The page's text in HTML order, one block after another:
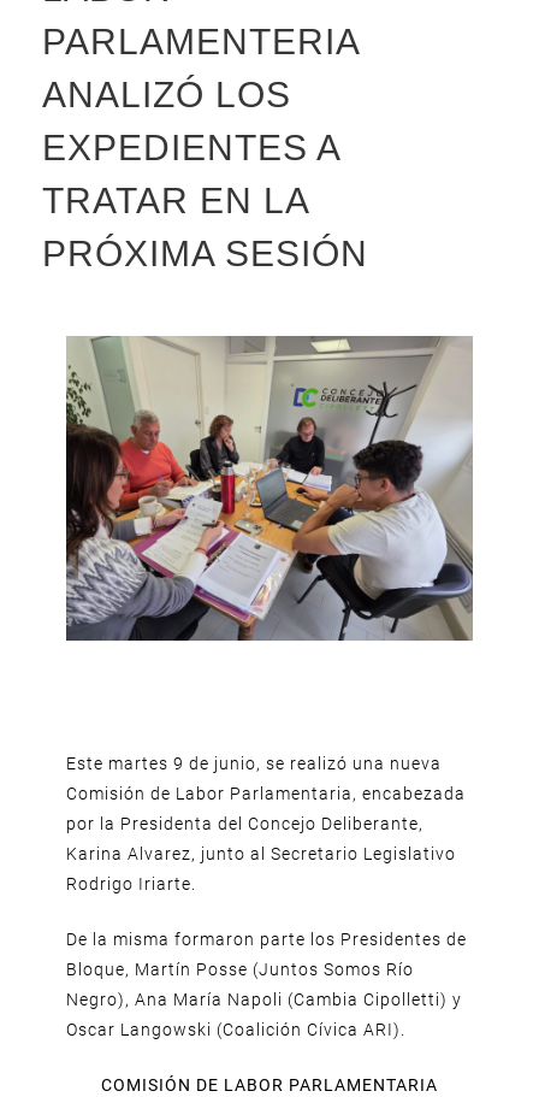
PARLAMENTERIA
ANALIZÓ LOS
EXPEDIENTES A
TRATAR EN LA
PRÓXIMA SESIÓN
Este martes 9 de junio, se realizó una nueva
Comisión de Labor Parlamentaria, encabezada
por la Presidenta del Concejo Deliberante,
Karina Alvarez, junto al Secretario Legislativo
Rodrigo Iriarte.
De la misma formaron parte los Presidentes de
Bloque, Martín Posse (Juntos Somos Río
Negro), Ana María Napoli (Cambia Cipolletti) y
Oscar Langowski (Coalición Cívica ARI).
COMISIÓN DE LABOR PARLAMENTARIA